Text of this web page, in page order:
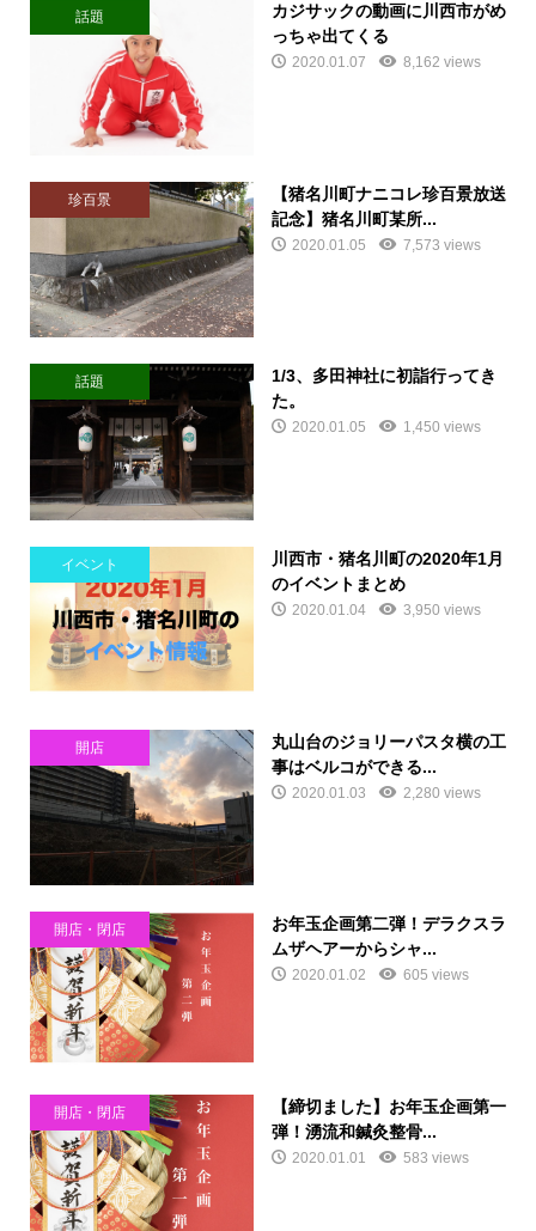
話題
カジサックの動画に川西市がめ
っちゃ出てくる
2020.01.07 8,162 views
珍百景
【猪名川町ナニコレ珍百景放送
記念】猪名川町某所...
2020.01.05 7,573 views
話題
1/3、多田神社に初詣行ってき
た。
2020.01.05 1,450 views
イベント
川西市・猪名川町の2020年1月
のイベントまとめ
2020.01.04 3,950 views
開店
丸山台のジョリーパスタ横の工
事はベルコができる...
2020.01.03 2,280 views
開店・閉店
お年玉企画第二弾！デラクスラ
ムザヘアーからシャ...
2020.01.02 605 views
開店・閉店
【締切ました】お年玉企画第一
弾！湧流和鍼灸整骨...
2020.01.01 583 views